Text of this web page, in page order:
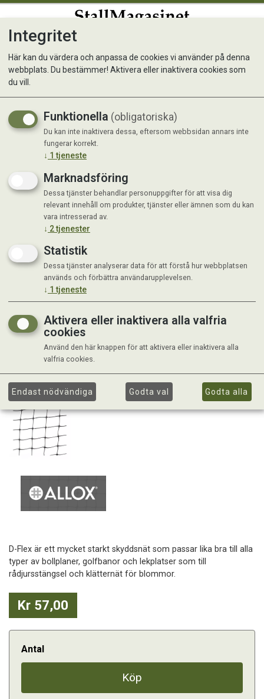
Allox Skyddsnät D-Flex
25x30mm 2m, Metervara
D-Flex är ett mycket starkt skyddsnät som passar lika bra till alla
typer av bollplaner, golfbanor och lekplatser som till
rådjursstängsel och klätternät för blommor.
Kr 57,00
Antal
Köp
Integritet
Här kan du värdera och anpassa de cookies vi använder på denna
webbplats. Du bestämmer! Aktivera eller inaktivera cookies som
du vill.
Funktionella (obligatoriska)
Du kan inte inaktivera dessa, eftersom webbsidan annars inte
fungerar korrekt.
↓ 1 tjeneste
Marknadsföring
Dessa tjänster behandlar personuppgifter för att visa dig
relevant innehåll om produkter, tjänster eller ämnen som du kan
vara intresserad av.
↓ 2tjenester
Statistik
Dessa tjänster analyserar data för att förstå hur webbplatsen
används och förbättra användarupplevelsen.
↓ 1 tjeneste
Aktivera eller inaktivera alla valfria
cookies
Använd den här knappen för att aktivera eller inaktivera alla
valfria cookies.
Endast nödvändiga Godta val Godta alla